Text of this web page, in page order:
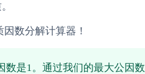
数分解计算器！
是1。通过我们的最大公因